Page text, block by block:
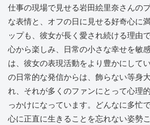
仕事の現場で見せる岩田絵里奈さんの
な表情と、オフの日に見せる好奇心に
ップも、彼女が長く愛され続ける理由
心から楽しみ、日常の小さな幸せを敏
は、彼女の表現活動をより豊かにして
の日常的な発信からは、飾らない等身
れ、それが多くのファンにとって心理
っかけになっています。どんなに多忙
心に正直に生きることを忘れない姿勢